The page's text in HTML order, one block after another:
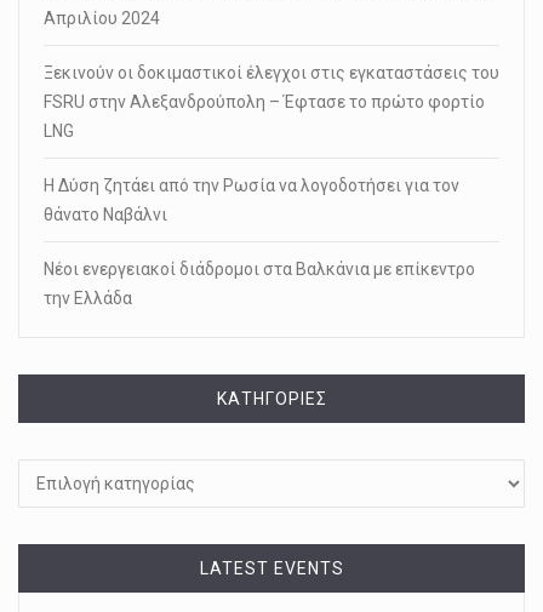
Απριλίου 2024
Ξεκινούν οι δοκιμαστικοί έλεγχοι στις εγκαταστάσεις του
FSRU στην Αλεξανδρούπολη – Έφτασε το πρώτο φορτίο
LNG
Η Δύση ζητάει από την Ρωσία να λογοδοτήσει για τον
θάνατο Ναβάλνι
Νέοι ενεργειακοί διάδρομοι στα Βαλκάνια με επίκεντρο
την Ελλάδα
KΑΤΗΓΟΡΊΕΣ
LATEST EVENTS